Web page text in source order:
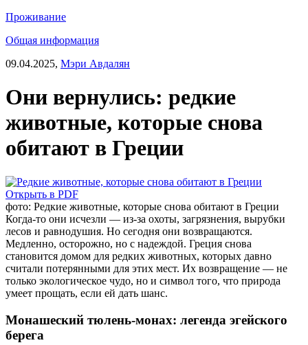
Проживание
Общая информация
09.04.2025, Мэри Авдалян
Они вернулись: редкие
животные, которые снова
обитают в Греции
Открыть в PDF
фото: Редкие животные, которые снова обитают в Греции
Когда-то они исчезли — из-за охоты, загрязнения, вырубки
лесов и равнодушия. Но сегодня они возвращаются.
Медленно, осторожно, но с надеждой. Греция снова
становится домом для редких животных, которых давно
считали потерянными для этих мест. Их возвращение — не
только экологическое чудо, но и символ того, что природа
умеет прощать, если ей дать шанс.
Монашеский тюлень-монах: легенда эгейского
берега